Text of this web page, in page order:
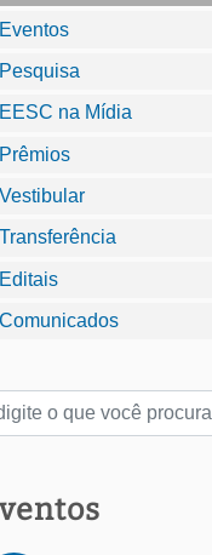
Eventos
Pesquisa
EESC na Mídia
Prêmios
Vestibular
Transferência
Editais
Comunicados